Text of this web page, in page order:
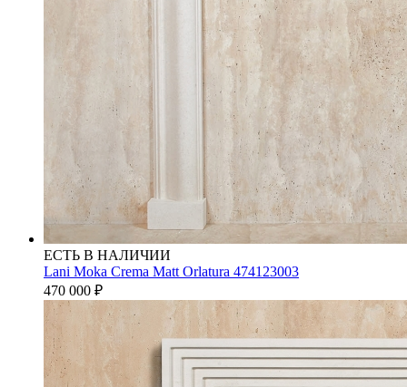
ЕСТЬ В НАЛИЧИИ
Lani Moka Crema Matt Orlatura 474123003
470 000 ₽